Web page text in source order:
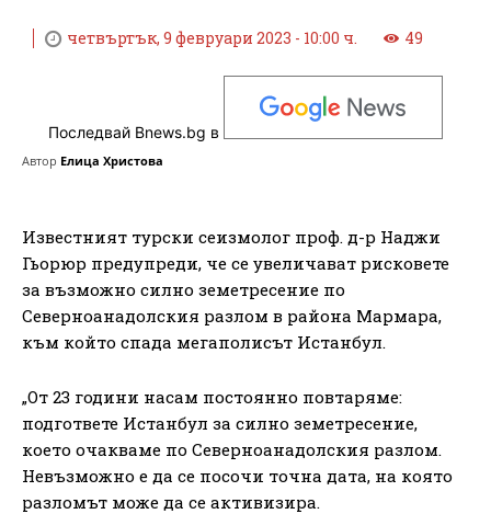
четвъртък, 9 февруари 2023 - 10:00 ч. 49
Последвай Bnews.bg в
Автор Елица Христова
Известният турски сеизмолог проф. д-р Наджи
Гьорюр предупреди, че се увеличават рисковете
за възможно силно земетресение по
Северноанадолския разлом в района Мармара,
към който спада мегаполисът Истанбул.
„От 23 години насам постоянно повтаряме:
подгответе Истанбул за силно земетресение,
което очакваме по Северноанадолския разлом.
Невъзможно е да се посочи точна дата, на която
разломът може да се активизира.